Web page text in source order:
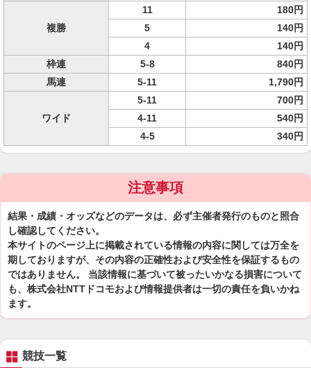
複勝
11
180円
5
140円
4
140円
枠連
5-8
840円
馬連
5-11 1,790円
ワイド
5-11
700円
4-11
540円
4-5
340円
注意事項
結果・成績・オッズなどのデータは、必ず主催者発行のものと照合
し確認してください。
本サイトのページ上に掲載されている情報の内容に関しては万全を
期しておりますが、その内容の正確性および安全性を保証するもの
ではありません。 当該情報に基づいて被ったいかなる損害について
も、株式会社NTTドコモおよび情報提供者は一切の責任を負いかね
ます。
競技一覧